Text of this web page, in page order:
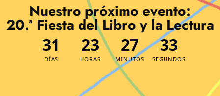
Nuestro próximo evento:
20.ª Fiesta del Libro y la Lectura
31
DÍAS
23
HORAS
27
MINUTOS
31
SEGUNDOS